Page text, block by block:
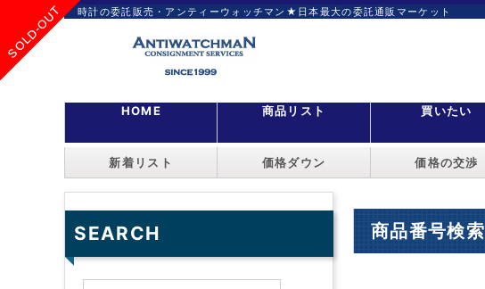
時計の委託販売・アンティーウォッチマン★日本最大の委託通販マーケット
HOME 商品リスト 買いたい
新着リスト 価格ダウン 価格の交渉
商品番号検索
SOLD-OUT
SOLD-OUT
SOLD-OUT
SOLD-OUT
SOLD-OUT
SOLD-OUT
SOLD-OUT
SOLD-OUT
SOLD-OUT
SEARCH